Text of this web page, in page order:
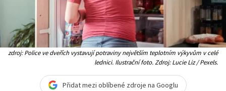
zdroj: Police ve dveřích vystavují potraviny největším teplotním výkyvům v celé
lednici. Ilustrační foto. Zdroj: Lucie Liz / Pexels.
Přidat mezi oblíbené zdroje na Googlu